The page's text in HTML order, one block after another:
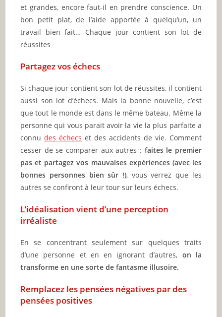
et grandes, encore faut-il en prendre conscience. Un
bon petit plat, de l’aide apportée à quelqu’un, un
travail bien fait… Chaque jour contient son lot de
réussites
Partagez vos échecs
Si chaque jour contient son lot de réussites, il contient
aussi son lot d’échecs. Mais la bonne nouvelle, c’est
que tout le monde est dans le même bateau. Même la
personne qui vous parait avoir la vie la plus parfaite a
connudes échecs et des accidents de vie. Comment
cesser de se comparer aux autres : faites le premier
pas et partagez vos mauvaises expériences (avec les
bonnes personnes bien sûr !), vous verrez que les
autres se confiront à leur tour sur leurs échecs.
L’idéalisation vient d’une perception
irréaliste
En se concentrant seulement sur quelques traits
d’une personne et en en ignorant d’autres, on la
transforme en une sorte de fantasme illusoire.
Remplacez les pensées négatives par des
pensées positives